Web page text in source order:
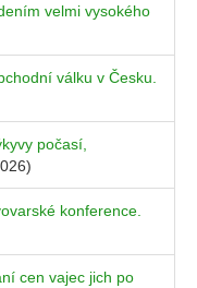
velmi vysokého
válku v Česku.
počasí,
konference.
cen vajec jich po